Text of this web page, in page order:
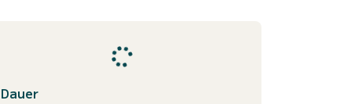
Dauer